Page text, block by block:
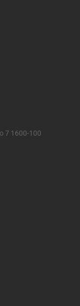
7 1600-100